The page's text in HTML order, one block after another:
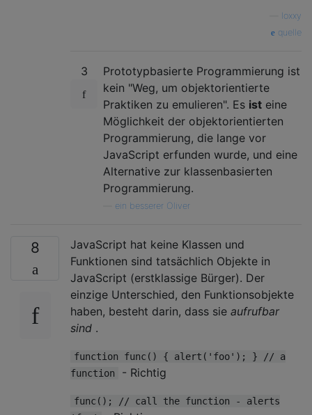
loxxy
quelle
3
Prototypbasierte Programmierung ist
kein "Weg, um objektorientierte
Praktiken zu emulieren". Es ist eine
Möglichkeit der objektorientierten
Programmierung, die lange vor
JavaScript erfunden wurde, und eine
Alternative zur klassenbasierten
Programmierung.
ein besserer Oliver
8
JavaScript hat keine Klassen und
Funktionen sind tatsächlich Objekte in
JavaScript (erstklassige Bürger). Der
einzige Unterschied, den Funktionsobjekte
haben, besteht darin, dass sie aufrufbar
sind .
function func() { alert('foo'); } // a
function
- Richtig
func(); // call the function - alerts